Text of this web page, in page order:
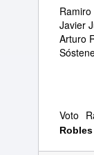
Javier
Arturo
Voto